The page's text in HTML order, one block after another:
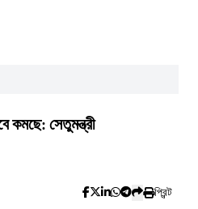
কমছে: সেতুমন্ত্রী
প্রিন্ট